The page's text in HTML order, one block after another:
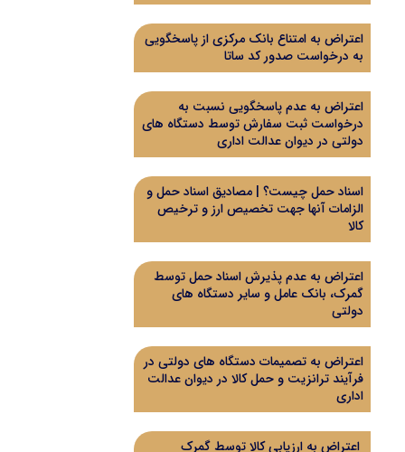
اعتراض به امتناع بانک مرکزی از پاسخگویی
به درخواست صدور کد ساتا
اعتراض به عدم پاسخگویی نسبت به
درخواست ثبت سفارش توسط دستگاه های
دولتی در دیوان عدالت اداری
اسناد حمل چیست؟ | مصادیق اسناد حمل و
الزامات آنها جهت تخصیص ارز و ترخیص
کالا
اعتراض به عدم پذیرش اسناد حمل توسط
گمرک، بانک عامل و سایر دستگاه های
دولتی
اعتراض به تصمیمات دستگاه های دولتی در
فرآیند ترانزیت و حمل کالا در دیوان عدالت
اداری
اعتراض به ارزیابی کالا توسط گمرک